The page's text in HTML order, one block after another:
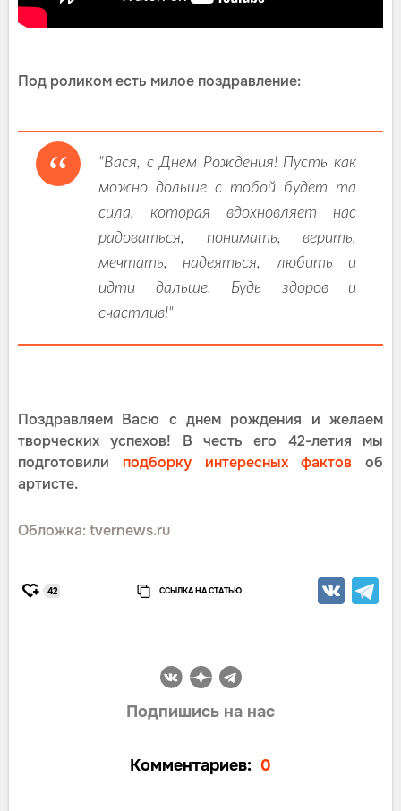
Под роликом есть милое поздравление:
"Вася, с Днем Рождения! Пусть как
можно дольше с тобой будет та
сила, которая вдохновляет нас
радоваться, понимать, верить,
мечтать, надеяться, любить и
идти дальше. Будь здоров и
счастлив!"
Поздравляем Васю с днем рождения и желаем
творческих успехов! В честь его 42-летия мы
подготовили подборку интересных фактов об
артисте.
Обложка: tvernews.ru
42 ССЫЛКА НА СТАТЬЮ
Подпишись на нас
Комментариев: 0